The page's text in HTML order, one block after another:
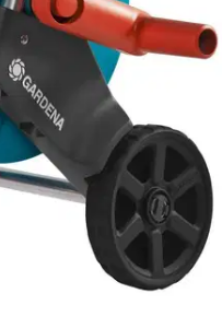
ostoksista. Niitä voivat
S-Etukorttia myymälässä